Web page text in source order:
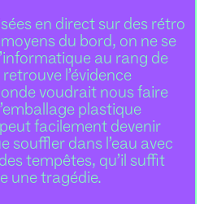
en direct sur des rétro
du bord, on ne se
au rang de
l’évidence
voudrait nous faire
plastique
facilement devenir
souffler dans l’eau avec
tempêtes, qu’il suffit
une tragédie.